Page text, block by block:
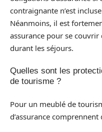
contraignante n’est
Néanmoins, il est
assurance pour se couvrir
durant les séjours.
Quelles sont les
de tourisme ?
Pour un meublé de
d’assurance